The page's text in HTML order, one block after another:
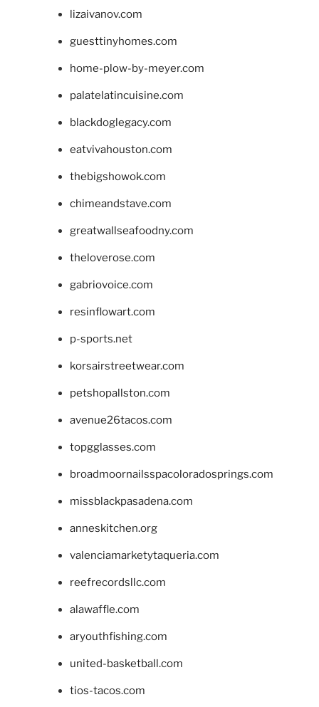
lizaivanov.com
guesttinyhomes.com
home-plow-by-meyer.com
palatelatincuisine.com
blackdoglegacy.com
eatvivahouston.com
thebigshowok.com
chimeandstave.com
greatwallseafoodny.com
theloverose.com
gabriovoice.com
resinflowart.com
p-sports.net
korsairstreetwear.com
petshopallston.com
avenue26tacos.com
topgglasses.com
broadmoornailsspacoloradosprings.com
missblackpasadena.com
anneskitchen.org
valenciamarketytaqueria.com
reefrecordsllc.com
alawaffle.com
aryouthfishing.com
united-basketball.com
tios-tacos.com